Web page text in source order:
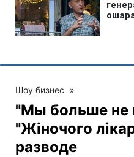
Шоу бизнес »
"Мы больше не
"Жіночого
разводе